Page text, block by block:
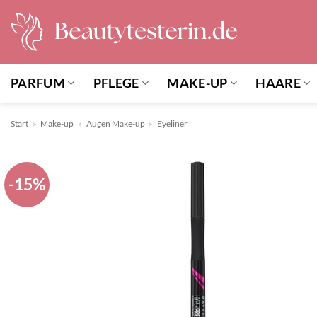
Inhalt
springen
PARFUM PFLEGE MAKE-UP HAARE
Start » Make-up » Augen Make-up » Eyeliner
-15%